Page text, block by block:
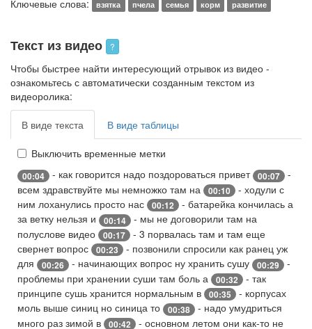
Ключевые слова: взятка пчела семья корм развитие
Текст из видео ?
Чтобы быстрее найти интересующий отрывок из видео -
ознакомьтесь с автоматически созданным текстом из
видеоролика:
В виде текста В виде таблицы
Выключить временные метки
00:04 - как говорится надо поздороваться привет 00:07
-
всем здравствуйте мы немножко там на
00:10
- ходули с
ним лоханулись просто нас
00:12
- батарейка кончилась а
за ветку нельзя и
00:14
- мы не договорили там на
полуслове видео
00:17
- 3 порвалась там и там еще
свернет вопрос
00:23
- позвонили спросили как ранец уж
для
00:26 - начинающих вопрос ну хранить сушу 00:29
-
проблемы при хранении суши там боль а
00:32
- так
принципе сушь хранится нормальным в
00:35
- корпусах
моль выше синиц но синица то
00:38
- надо умудриться
много раз зимой в
00:42
- основном летом они как-то не